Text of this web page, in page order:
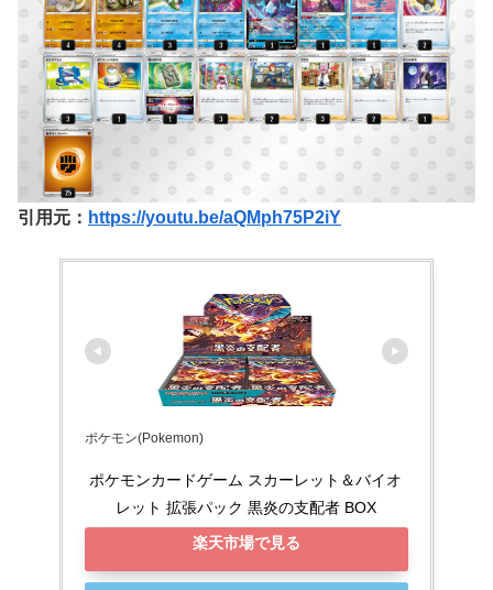
引用元： https://youtu.be/aQMph75P2iY
ポケモン(Pokemon)
ポケモンカードゲーム スカーレット＆バイオ
レット 拡張パック 黒炎の支配者 BOX
楽天市場で見る